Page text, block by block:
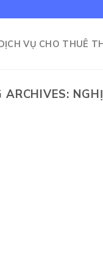
VỤ CHO THUÊ
ARCHIVES: